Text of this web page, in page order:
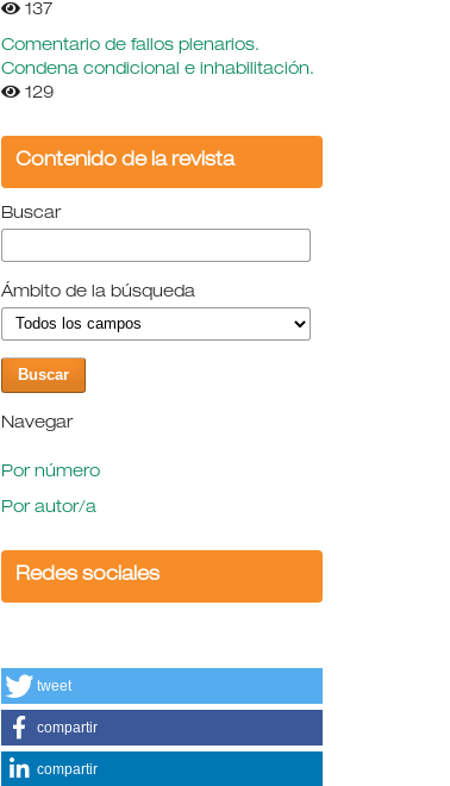
137
Comentario de fallos plenarios.
Condena condicional e inhabilitación.
129
Contenido de la revista
Buscar
Ámbito de la búsqueda
Navegar
Por número
Por autor/a
Redes sociales
tweet
compartir
compartir